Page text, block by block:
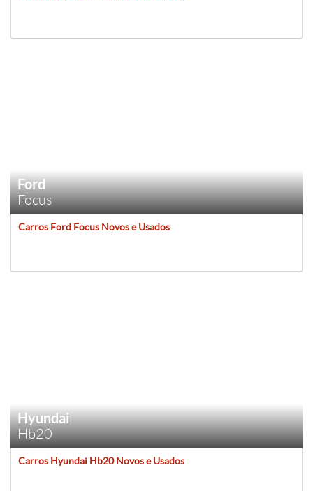
Ford
Focus
Carros Ford Focus Novos e Usados
Hyundai
Hb20
Carros Hyundai Hb20 Novos e Usados